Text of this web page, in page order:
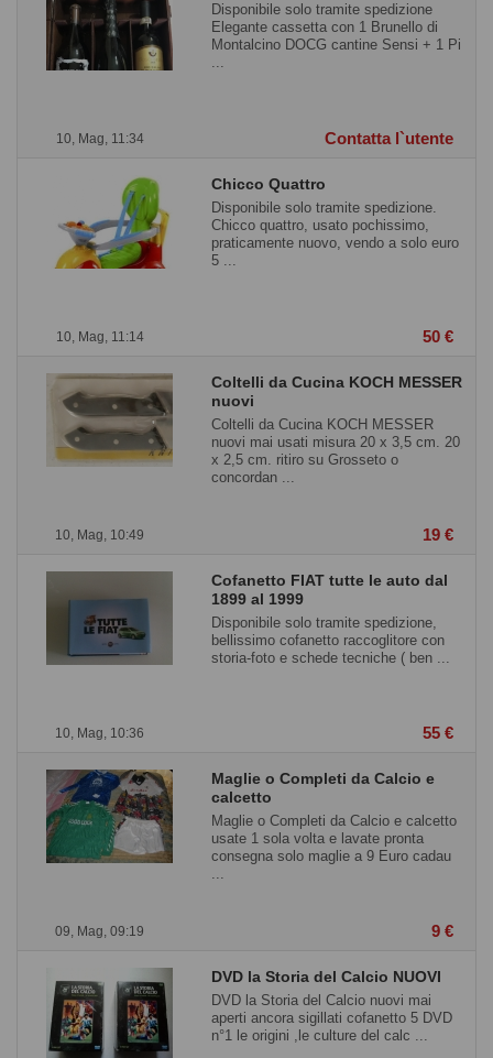
10, Mag, 11:34
Disponibile solo tramite spedizione
Elegante cassetta con 1 Brunello di
Montalcino DOCG cantine Sensi + 1 Pi
...
Contatta l`utente
10, Mag, 11:14
Chicco Quattro
Disponibile solo tramite spedizione.
Chicco quattro, usato pochissimo,
praticamente nuovo, vendo a solo euro
5 ...
50 €
10, Mag, 10:49
Coltelli da Cucina KOCH MESSER
nuovi
Coltelli da Cucina KOCH MESSER
nuovi mai usati misura 20 x 3,5 cm. 20
x 2,5 cm. ritiro su Grosseto o
concordan ...
19 €
10, Mag, 10:36
Cofanetto FIAT tutte le auto dal
1899 al 1999
Disponibile solo tramite spedizione,
bellissimo cofanetto raccoglitore con
storia-foto e schede tecniche ( ben ...
55 €
09, Mag, 09:19
Maglie o Completi da Calcio e
calcetto
Maglie o Completi da Calcio e calcetto
usate 1 sola volta e lavate pronta
consegna solo maglie a 9 Euro cadau
...
9 €
DVD la Storia del Calcio NUOVI
DVD la Storia del Calcio nuovi mai
aperti ancora sigillati cofanetto 5 DVD
n°1 le origini ,le culture del calc ...